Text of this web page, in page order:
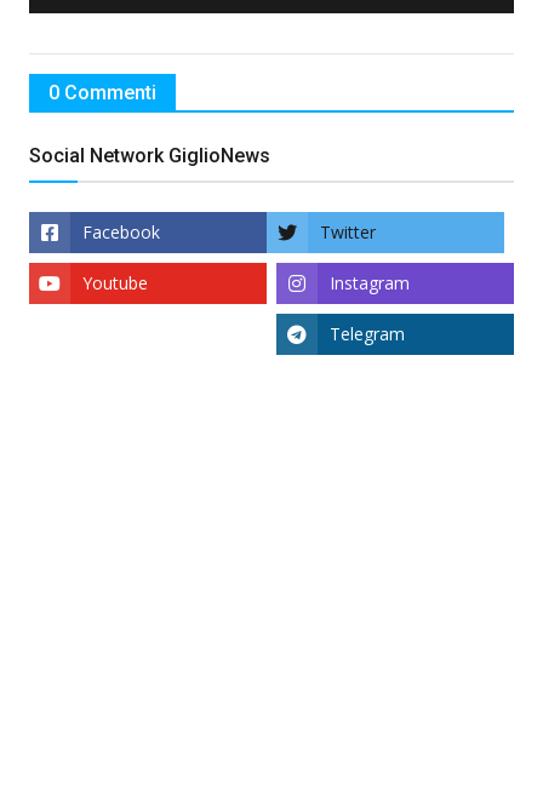
0 Commenti
Social Network GiglioNews
Facebook Twitter
Instagram
Youtube
Telegram